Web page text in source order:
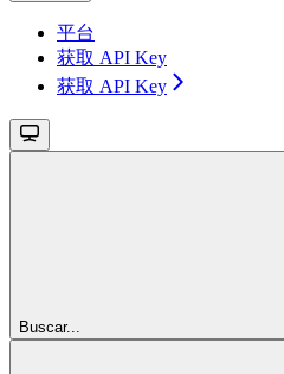
平台
获取 API Key
获取 API Key
Buscar...